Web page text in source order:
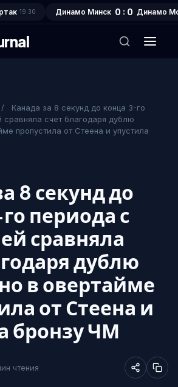
19:30 Динамо Минск 0 : 0 Динамо
/
Канада за 8 секунд до конца 3-го
сравняла счет благодаря дублю
пропустила от Стеена и упустила
8 секунд до
периода с
сравняла
дублю
в овертайме
от Стеена и
бронзу ЧМ
чтения